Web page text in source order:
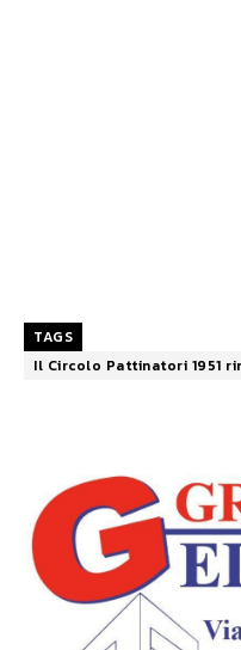
TAGS
Il Circolo Pattinatori 1951